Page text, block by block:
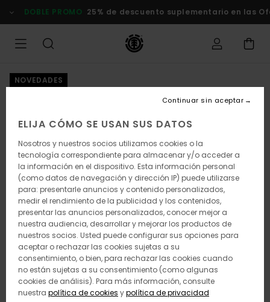
la
DOBLE PROMO 25% de descuento suplementario en las
NOVEDADES
ELIJA CÓMO SE USAN SUS DATOS
Nosotros y nuestros socios utilizamos cookies o la
tecnología correspondiente para almacenar y/o acceder a
la información en el dispositivo. Esta información personal
(como datos de navegación y dirección IP) puede utilizarse
para: presentarle anuncios y contenido personalizados,
medir el rendimiento de la publicidad y los contenidos,
presentar las anuncios personalizados, conocer mejor a
nuestra audiencia, desarrollar y mejorar los productos de
nuestros socios. Usted puede configurar sus opciones para
aceptar o rechazar las cookies sujetas a su
consentimiento, o bien, para rechazar las cookies cuando
no están sujetas a su consentimiento (como algunas
cookies de análisis). Para más información, consulte
nuestra política de cookies ypolítica de privacidad
Continuar sin aceptar